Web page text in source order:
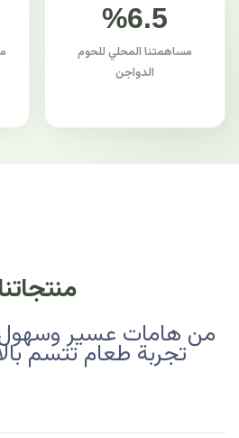
%6.5
مساهمتنا المحلي للحوم
الدواجن
منتجاتنا
من هامات عسير وسهول
تجربة طعام تتسم